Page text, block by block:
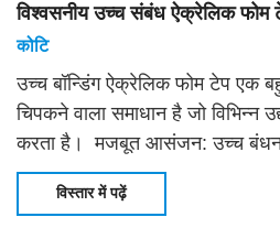
विश्वसनीय उच्च संबंध ऐक्रेलिक फोम
कोटि
उच्च बॉन्डिंग ऐक्रेलिक फोम टेप एक
चिपकने वाला समाधान है जो विभिन्न
करता है। मजबूत आसंजन: उच्च बंधन
लाभों में से एक
विस्तार में पढ़ें